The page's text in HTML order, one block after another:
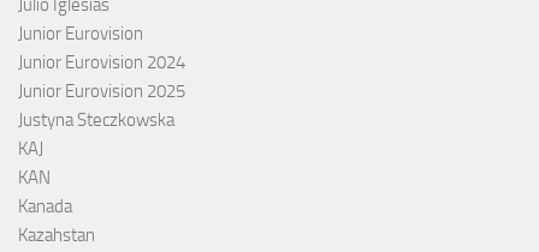
Julio Iglesias
Junior Eurovision
Junior Eurovision 2024
Junior Eurovision 2025
Justyna Steczkowska
KAJ
KAN
Kanada
Kazahstan